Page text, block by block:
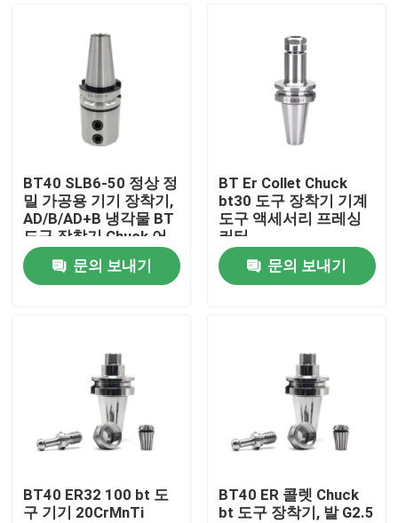
회사 소개
공장 여행
품질 관리
인용문을 요구하세요
BT 툴 홀더
SK 툴 홀더
BT40 SLB6-50 정상 정
밀 가공용 기기 장착기,
AD/B/AD+B 냉각물 BT
도구 장착기 Chuck 어
댑터
문의 보내기
BT Er Collet Chuck
bt30 도구 장착기 기계
도구 액세서리 프레싱
커터
문의 보내기
BT40 ER32 100 bt 도
구 기기 20CrMnTi
BT40 ER 콜렛 Chuck
bt 도구 장착기, 발 G2.5